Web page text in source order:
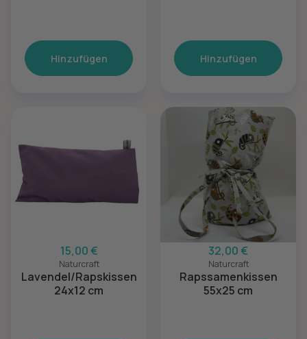
Hinzufügen Hinzufügen
15,00 €
Naturcraft
Lavendel/Rapskissen
24x12 cm
32,00 €
Naturcraft
Rapssamenkissen
55x25 cm